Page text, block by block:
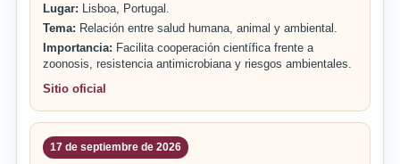
Lugar: Lisboa, Portugal.
Tema: Relación entre salud humana, animal y ambiental.
Importancia: Facilita cooperación científica frente a
zoonosis, resistencia antimicrobiana y riesgos ambientales.
Sitio oficial
17 de septiembre de 2026